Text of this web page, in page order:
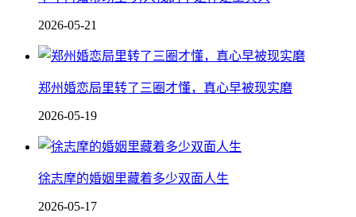
2026-05-21
郑州婚恋局里转了三圈才懂，真心早被现实磨
2026-05-19
徐志摩的婚姻里藏着多少双面人生
2026-05-17